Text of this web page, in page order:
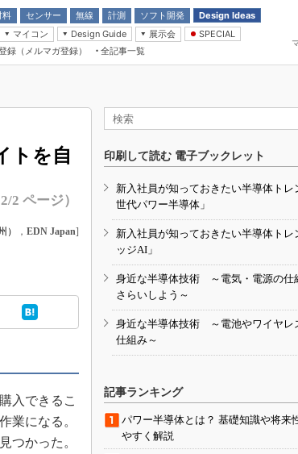
料
センサー 無線 計測 ソフト開発
Design Ideas
アナログ機能回路
計測とテスト
Wired, Weird
マイコン
Design Guide
展示会
み/エッジコンピューティング展
るま展
SPECIAL
Microchip情報
録（メルマガ登録） 全記事一覧
トを自
2/2 ページ）
） ， EDN Japan]
入できるこ
業になる。
つかった。
印刷して読む 電子ブックレット
新入社員が知っておきたい半導体トレ
世代パワー半導体」
新入社員が知っておきたい半導体トレ
ッジAI」
身近な半導体技術 ～電気・電源の仕
さらいしよう～
身近な半導体技術 ～電池やワイヤレ
仕組み～
記事ランキング
パワー半導体とは？ 基礎知識や将来
やすく解説